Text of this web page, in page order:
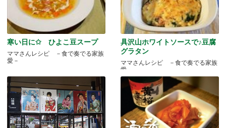
寒い日に✩ ひよこ豆スープ
ママさんレシピ －食で奏でる家族
愛－
具沢山ホワイトソースで♪豆腐
グラタン
ママさんレシピ －食で奏でる家族
愛－